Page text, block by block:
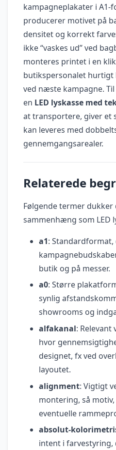
kampagneplakater i A1-
producerer motivet på
densitet og korrekt
ikke “vaskes ud” ved
monteres printet i en
butikspersonalet hurtigt
ved næste kampagne.
en LED lyskasse med
at transportere, giver et
kan leveres med
gennemgangsarealer.
Relaterede
Følgende termer dukker
sammenhæng som LED
a1:
butik og på messer.
a0: Større
synlig
showrooms og
alfakanal: Relevant
hvor
designet, fx ved
layoutet.
alignment: Vigtigt
montering, så
eventuelle
absolut-
intent i